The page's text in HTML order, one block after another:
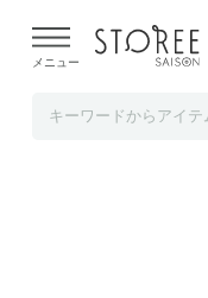
よる配送遅延が発生し
メニュー
M-PETS PLAY